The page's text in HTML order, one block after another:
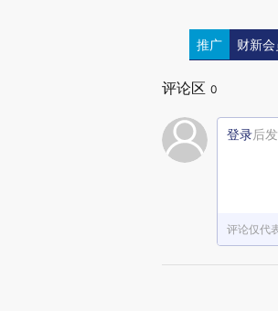
推广 财新
评论区 0
登录后
评论仅代